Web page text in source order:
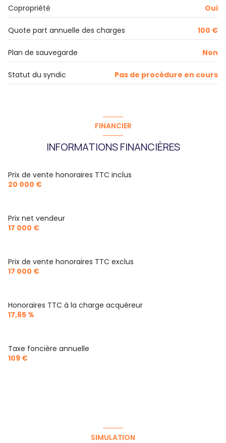
Copropriété Oui
Quote part annuelle des charges 100 €
Plan de sauvegarde Non
Statut du syndic Pas de procédure en cours
FINANCIER
INFORMATIONS FINANCIÈRES
Prix de vente honoraires TTC inclus
20 000 €
Prix net vendeur
17 000 €
Prix de vente honoraires TTC exclus
17 000 €
Honoraires TTC à la charge acquéreur
17,65 %
Taxe foncière annuelle
109 €
SIMULATION